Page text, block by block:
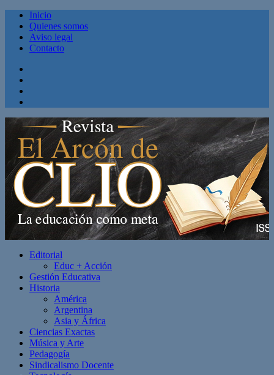
Inicio
Quienes somos
Aviso legal
Contacto
Editorial
Educ + Acción
Gestión Educativa
Historia
América
Argentina
Asia y África
Ciencias Exactas
Música y Arte
Pedagogía
Sindicalismo Docente